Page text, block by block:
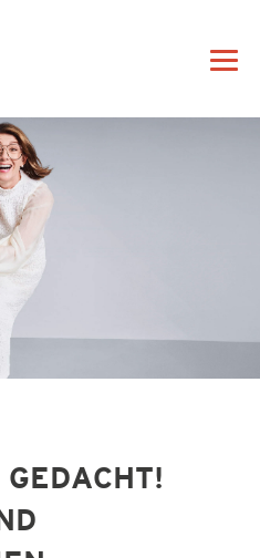
| EN
BLOG